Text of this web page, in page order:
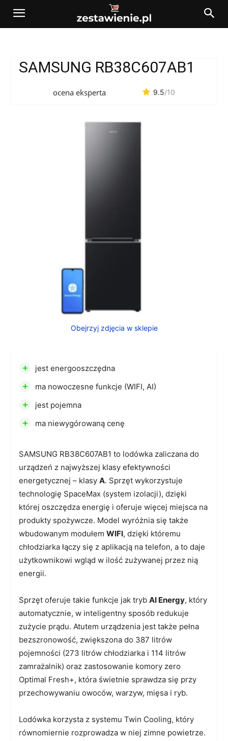
SAMSUNG RB38C607AB1
ocena eksperta 9.5/10
Obejrzyj zdjęcia w sklepie
SAMSUNG RB38C607AB1 to lodówka zaliczana do
urządzeń z najwyższej klasy efektywności
energetycznej – klasy A. Sprzęt wykorzystuje
technologię SpaceMax (system izolacji), dzięki
której oszczędza energię i oferuje więcej miejsca na
produkty spożywcze. Model wyróżnia się także
wbudowanym modułem WIFI, dzięki któremu
chłodziarka łączy się z aplikacją na telefon, a to daje
użytkownikowi wgląd w ilość zużywanej przez nią
energii.
Sprzęt oferuje takie funkcje jak tryb AI Energy, który
automatycznie, w inteligentny sposób redukuje
zużycie prądu. Atutem urządzenia jest także pełna
bezszronowość, zwiększona do 387 litrów
pojemności (273 litrów chłodziarka i 114 litrów
zamrażalnik) oraz zastosowanie komory zero
Optimal Fresh+, która świetnie sprawdza się przy
przechowywaniu owoców, warzyw, mięsa i ryb.
Lodówka korzysta z systemu Twin Cooling, który
równomiernie rozprowadza w niej zimne powietrze.
+ jest energooszczędna
+ ma nowoczesne funkcje (WIFI, AI)
+ jest pojemna
+ ma niewygórowaną cenę